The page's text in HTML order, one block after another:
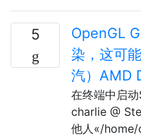
5
OpenGL
染，这可
汽）AMD
在终端中启
charlie @
他人«/